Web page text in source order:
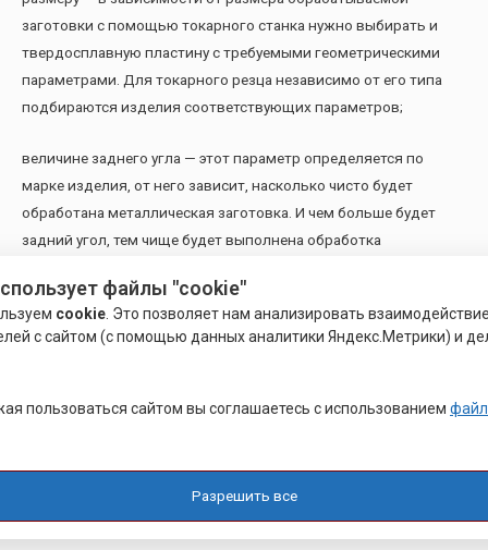
заготовки с помощью токарного станка нужно выбирать и
твердосплавную пластину с требуемыми геометрическими
параметрами. Для токарного резца независимо от его типа
подбираются изделия соответствующих параметров;
величине заднего угла — этот параметр определяется по
марке изделия, от него зависит, насколько чисто будет
обработана металлическая заготовка. И чем больше будет
задний угол, тем чище будет выполнена обработка
основном применяются с целью токарной обработки мягких
металлов;
выпускают пластины 5 таких классов. С их помощью можно
файлы "cookie"
cookie . Это позволяет нам анализировать
с сайтом (с помощью данных аналитики Яндекс.Метрики) и
пользоваться сайтом вы соглашаетесь с использованием
Разрешить все